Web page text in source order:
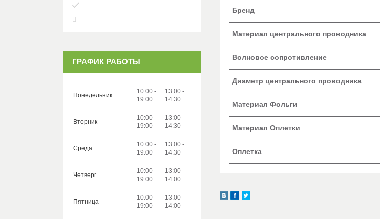
Бренд
Материал центрального проводника
Волновое сопротивление
Диаметр центрального проводника
Материал Фольги
Материал Оплетки
Оплетка
ГРАФИК РАБОТЫ
Понедельник
10:00
19:00
13:00
14:30
Вторник
10:00
19:00
13:00
14:30
Среда
10:00
19:00
13:00
14:30
Четверг
10:00
19:00
13:00
14:00
Пятница
10:00
19:00
13:00
14:00